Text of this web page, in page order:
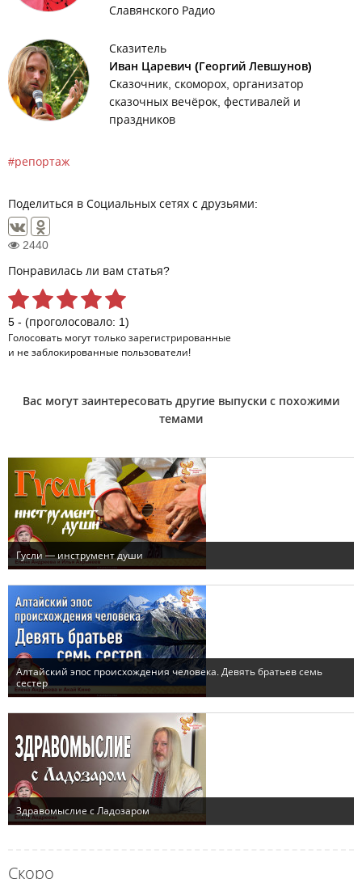
Скоро
Славянского Радио
Сказитель
Иван Царевич (Георгий Левшунов)
Сказочник, скоморох, организатор
сказочных вечёрок, фестивалей и
праздников
репортаж
Поделиться в Социальных сетях с друзьями:
2440
Понравилась ли вам статья?
5 - (проголосовало: 1)
Голосовать могут только зарегистрированные
и не заблокированные пользователи!
Вас могут заинтересовать другие выпуски с похожими
темами